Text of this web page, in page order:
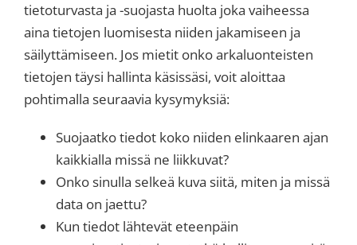
tietoturvasta ja -suojasta huolta joka vaiheessa
aina tietojen luomisesta niiden jakamiseen ja
säilyttämiseen. Jos mietit onko arkaluonteisten
tietojen täysi hallinta käsissäsi, voit aloittaa
pohtimalla seuraavia kysymyksiä:
Suojaatko tiedot koko niiden elinkaaren ajan
kaikkialla missä ne liikkuvat?
Onko sinulla selkeä kuva siitä, miten ja missä
data on jaettu?
Kun tiedot lähtevät eteenpäin